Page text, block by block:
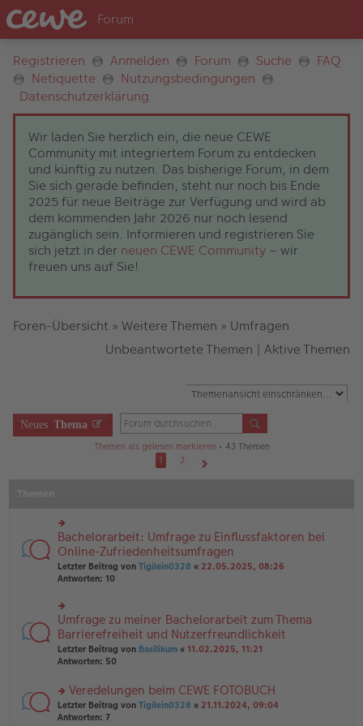
Registrieren Anmelden Forum Suche
FAQ
Netiquette
Nutzungsbedingungen
Datenschutzerklärung
Wir laden Sie herzlich ein, die neue CEWE
Community mit integriertem Forum zu entdecken
und künftig zu nutzen. Das bisherige Forum, in dem
Sie sich gerade befinden, steht nur noch bis Ende
2025 für neue Beiträge zur Verfügung und wird ab
dem kommenden Jahr 2026 nur noch lesend
zugänglich sein. Informieren und registrieren Sie
sich jetzt in der neuen CEWE Community – wir
freuen uns auf Sie!
Foren-Übersicht » Weitere Themen » Umfragen
Unbeantwortete Themen | Aktive Themen
Neues Thema
Themen als gelesen markieren• 43 Themen
1
2
rs
te
r
u
n
el
es
e
n
er
tr
a
g
Bachelorarbeit: Umfrage zu Einflussfaktoren bei
Online-Zufriedenheitsumfragen
Letzter Beitrag von Tigilein0328 « 22.05.2025, 08:26
Antworten: 10
rs
te
r
u
n
el
es
e
Umfrage zu meiner Bachelorarbeit zum Thema
Barrierefreiheit und Nutzerfreundlichkeit
Letzter Beitrag von Basilikum « 11.02.2025, 11:21
Antworten: 50
rs
te
Veredelungen beim CEWE FOTOBUCH
Letzter Beitrag von Tigilein0328 « 21.11.2024, 09:04
Antworten: 7